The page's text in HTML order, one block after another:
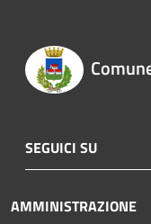
SEGUICI SU
AMMINISTRAZIONE